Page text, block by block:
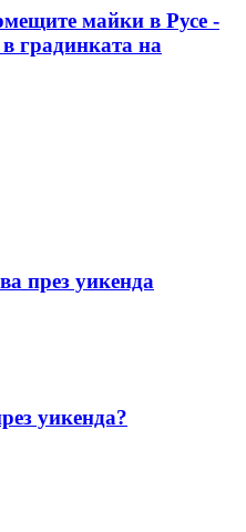
майки в Русе -
градинката на
през уикенда
уикенда?